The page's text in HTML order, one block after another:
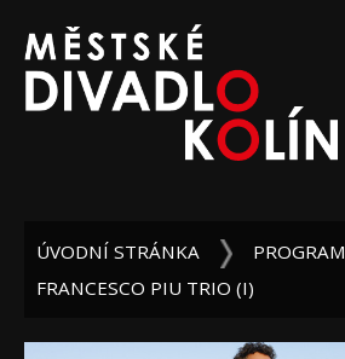
ÚVODNÍ STRÁNKA
PROGRAM
FRANCESCO PIU TRIO (I)